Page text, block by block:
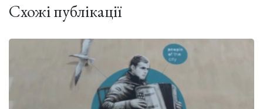
Схожі публікації